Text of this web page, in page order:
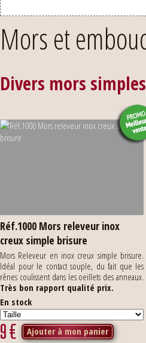
Mors et
Divers mors
Réf.1000 Mors releveur inox
creux simple brisure
Mors Releveur en inox creux simple brisure.
Idéal pour le contact souple, du fait que les
rênes coulissent dans les oeillets des anneaux.
Très bon rapport qualité prix.
En stock
9€ Ajouter à mon panier